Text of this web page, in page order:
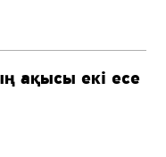
ақысы екі есе